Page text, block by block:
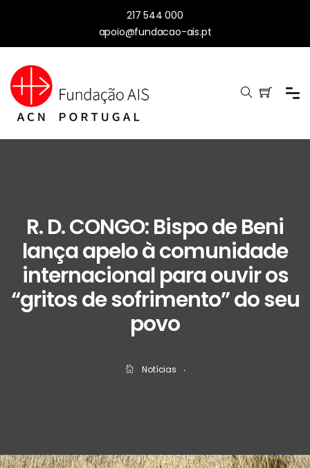
217 544 000
apoio@fundacao-ais.pt
R. D. CONGO: Bispo de Beni
lança apelo à comunidade
internacional para ouvir os
“gritos de sofrimento” do seu
povo
Notícias ‧